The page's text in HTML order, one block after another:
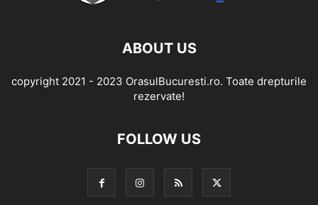
ABOUT US
copyright 2021 - 2023 OrasulBucuresti.ro. Toate drepturile
rezervate!
FOLLOW US